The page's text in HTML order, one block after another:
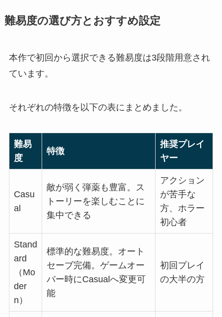
難易度の選び方とおすすめ設定
本作で初回から選択できる難易度は3段階用意され
ています。
それぞれの特徴を以下の表にまとめました。
難易
度
特徴
推奨プレイ
ヤー
Casu
al
敵が弱く弾薬も豊富。ス
トーリーを楽しむことに
集中できる
アクション
が苦手な
方、ホラー
初心者
Stand
ard
（Mo
der
n）
標準的な難易度。オート
セーブ完備。ゲームオー
バー時にCasualへ変更可
能
初回プレイ
の大半の方